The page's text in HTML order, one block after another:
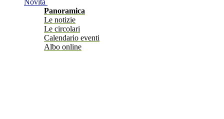
Novità
Panoramica
Le notizie
Le circolari
Calendario eventi
Albo online